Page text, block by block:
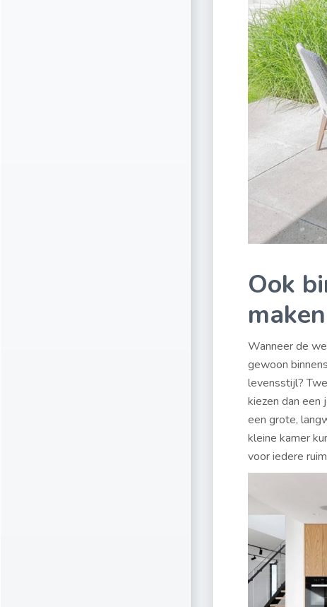
Ook
Wanneer de
gewoon
levensstijl?
kiezen dan een
een grote,
kleine kamer
voor iedere